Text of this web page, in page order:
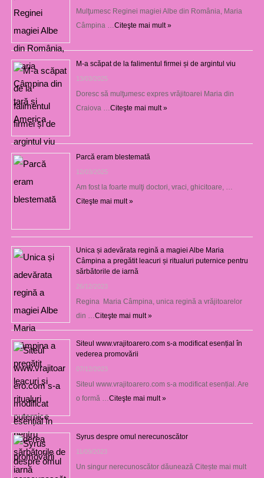
Mulţumesc Reginei magiei Albe din România, Maria
Câmpina … Citeşte mai mult »
M-a scăpat de la falimentul firmei și de argintul viu
13/03/2025
Doresc să mulţumesc expres vrăjitoarei Maria din
Craiova … Citeşte mai mult »
Parcă eram blestemată
12/03/2025
Am fost la foarte mulţi doctori, vraci, ghicitoare, …
Citeşte mai mult »
Unica și adevărata regină a magiei Albe Maria
Câmpina a pregătit leacuri și ritualuri puternice pentru
sărbătorile de iarnă
26/12/2023
Regina Maria Câmpina, unica regină a vrăjitoarelor
din … Citeşte mai mult »
Siteul www.vrajitoarero.com s-a modificat esențial în
vederea promovării
07/12/2023
Siteul www.vrajitoarero.com s-a modificat esențial. Are
o formă … Citeşte mai mult »
Syrus despre omul nerecunoscător
11/09/2023
Un singur nerecunoscător dăunează Citește mai mult